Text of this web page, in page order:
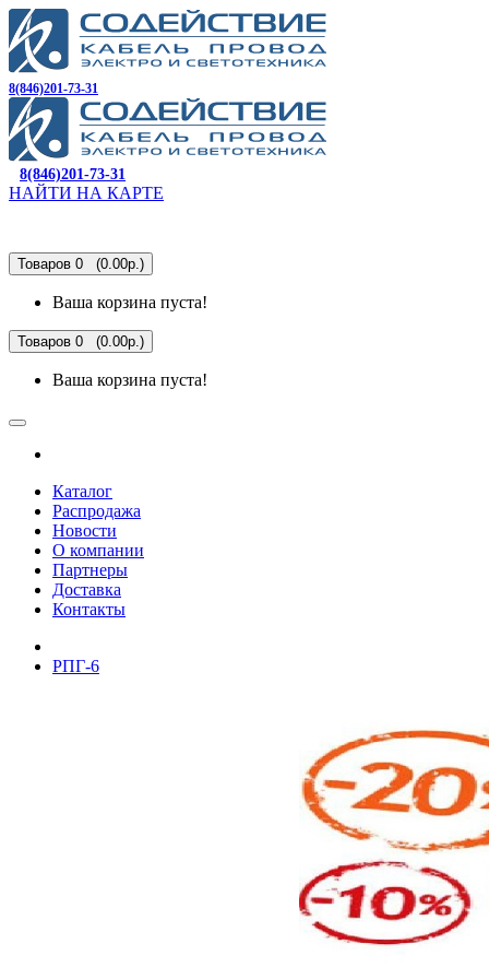
8(846)201-73-31
8(846)201-73-31
НАЙТИ НА КАРТЕ
Товаров 0 (0.00р.)
Ваша корзина пуста!
Товаров 0 (0.00р.)
Ваша корзина пуста!
Каталог
Распродажа
Новости
О компании
Партнеры
Доставка
Контакты
РПГ-6